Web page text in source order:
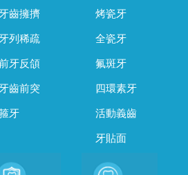
牙齒擁擠
牙列稀疏
牙反頜
牙齒前突
牙
烤瓷牙
全瓷牙
氟斑牙
四環素牙
活動義齒
牙貼面